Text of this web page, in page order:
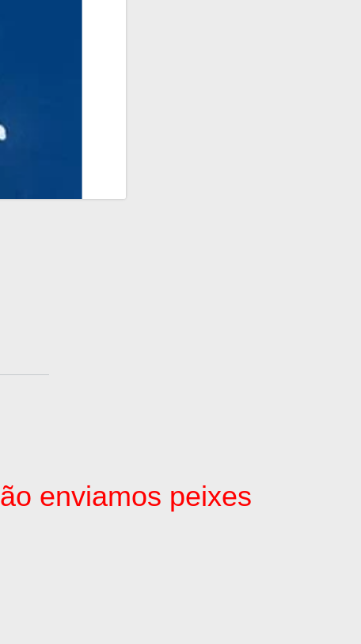
enviamos peixes